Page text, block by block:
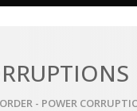
- POWER